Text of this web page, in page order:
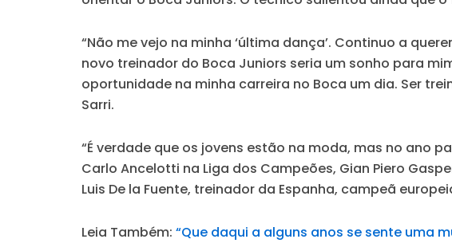
“Não me vejo na minha ‘última dança’. Continuo a
novo treinador do Boca Juniors seria um sonho para
oportunidade na minha carreira no Boca um dia. Ser
Sarri.
“É verdade que os jovens estão na moda, mas no ano
Carlo Ancelotti na Liga dos Campeões, Gian Piero
Luis De la Fuente, treinador da Espanha, campeã
Leia Também: “Que daqui a alguns anos se sente uma